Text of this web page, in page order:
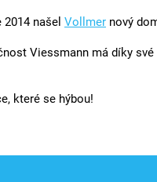
našel Vollmer nový
Viessmann má díky
které se hýbou!